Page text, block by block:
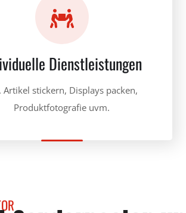
Dienstleistungen
Artikel stickern, Displays packen,
Produktfotografie uvm.